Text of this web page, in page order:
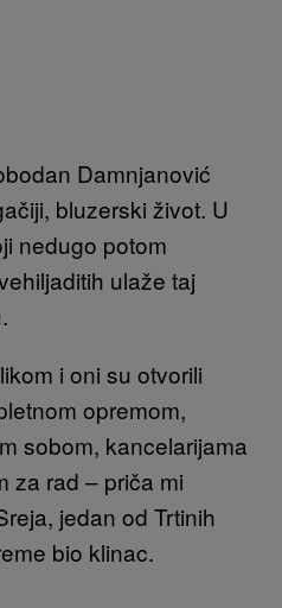
Damnjanović
bluzerski život. U
nedugo potom
ulaže taj
i oni su otvorili
opremom,
sobom, kancelarijama
za rad – priča mi
jedan od Trtinih
bio klinac.